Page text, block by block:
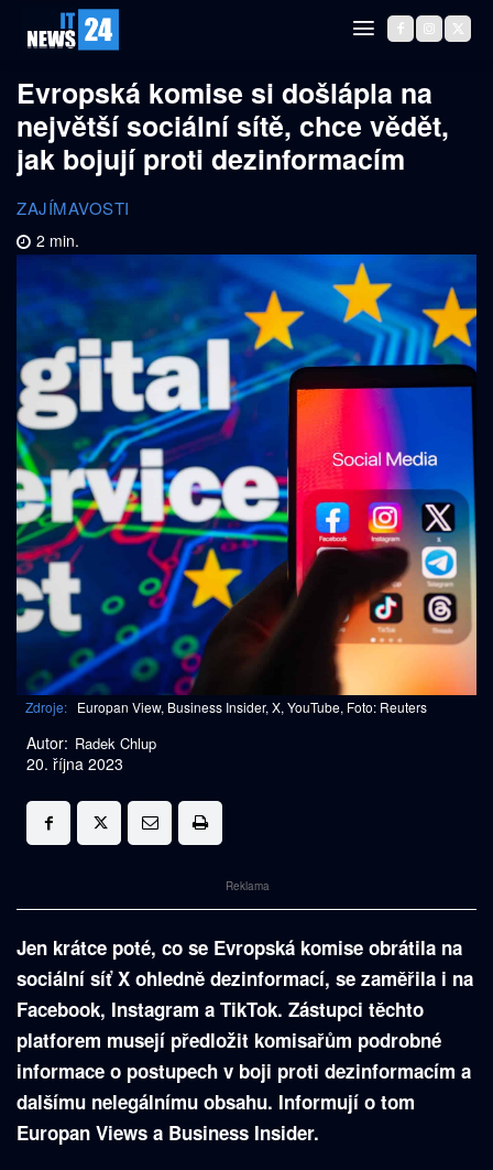
Evropská komise si došlápla na
největší sociální sítě, chce vědět,
jak bojují proti dezinformacím
ZAJÍMAVOSTI
2 min.
Zdroje: Europan View, Business Insider, X, YouTube, Foto: Reuters
Autor: Radek Chlup
20. října 2023
Reklama
Jen krátce poté, co se Evropská komise obrátila na
sociální síť X ohledně dezinformací, se zaměřila i na
Facebook, Instagram a TikTok. Zástupci těchto
platforem musejí předložit komisařům podrobné
informace o postupech v boji proti dezinformacím a
dalšímu nelegálnímu obsahu. Informují o tom
Europan Views a Business Insider.